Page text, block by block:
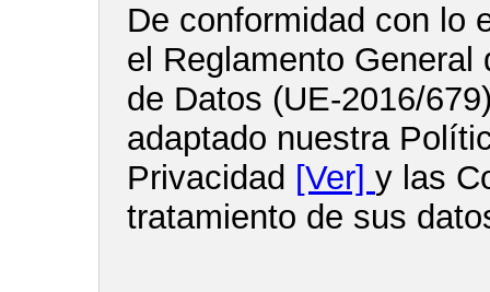
De conformidad con lo
el Reglamento General
de Datos (UE-2016/
adaptado nuestra
Privacidad [Ver] y las
tratamiento de sus